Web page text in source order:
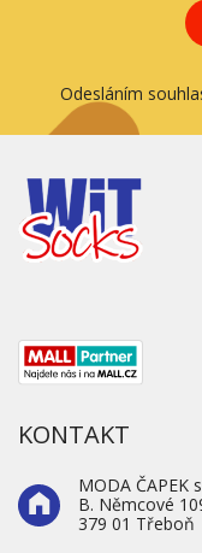
Odesláním
KONTAKT
MODA ČAPEK
B. Němcové
379 01 Třeboň